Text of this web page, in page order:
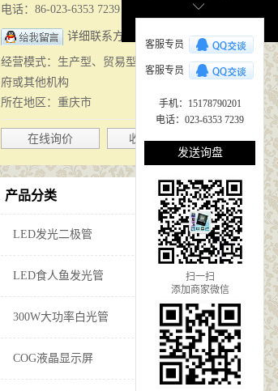
电话：86-023-6353 7239
详细联系方式
经营模式：生产型、贸易型、服务型、政
府或其他机构
所在地区：重庆市
在线询价 收藏该企业
产品分类
LED发光二极管
LED食人鱼发光管
300W大功率白光管
COG液晶显示屏
客服专员
客服专员
手机：15178790201
电话：023-6353 7239
发送询盘
扫一扫
添加商家微信